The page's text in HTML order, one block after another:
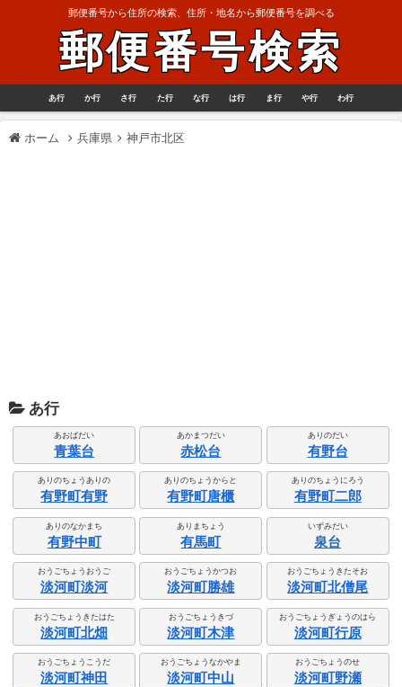
郵便番号から住所の検索、住所・地名から郵便番号を調べる
郵便番号検索
あ行 か行 さ行 た行 な行 は行 ま行 や行 わ行
ホーム 兵庫県 神戸市北区
あ行
あおばだい
青葉台
あかまつだい
赤松台
ありのだい
有野台
ありのちょうありの
有野町有野
ありのちょうからと
有野町唐櫃
ありのちょうにろう
有野町二郎
ありのなかまち
有野中町
ありまちょう
有馬町
いずみだい
泉台
おうごちょうおうご
淡河町淡河
おうごちょうかつお
淡河町勝雄
おうごちょうきたそお
淡河町北僧尾
おうごちょうきたはた
淡河町北畑
おうごちょうきづ
淡河町木津
おうごちょうぎょうのはら
淡河町行原
おうごちょうこうだ
淡河町神田
おうごちょうなかやま
淡河町中山
おうごちょうのせ
淡河町野瀬